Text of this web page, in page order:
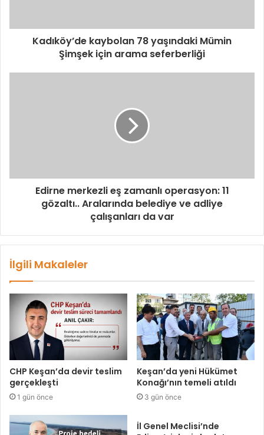
Kadıköy’de kaybolan 78 yaşındaki Mümin
Şimşek için arama seferberliği
Edirne merkezli eş zamanlı operasyon: 11
gözaltı.. Aralarında belediye ve adliye
çalışanları da var
İlgili Makaleler
CHP Keşan’da devir teslim
gerçekleşti
1 gün önce
Keşan’da yeni Hükümet
Konağı’nın temeli atıldı
3 gün önce
İl Genel Meclisi’nde